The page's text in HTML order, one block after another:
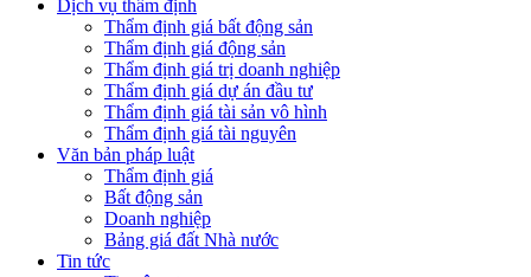
Dịch vụ thẩm định
Thẩm định giá bất động sản
Thẩm định giá động sản
Thẩm định giá trị doanh nghiệp
Thẩm định giá dự án đầu tư
Thẩm định giá tài sản vô hình
Thẩm định giá tài nguyên
Văn bản pháp luật
Thẩm định giá
Bất động sản
Doanh nghiệp
Bảng giá đất Nhà nước
Tin tức